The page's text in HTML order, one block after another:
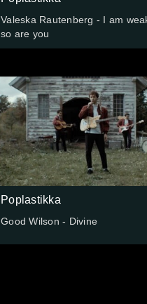
Valeska Rautenberg - I am
so are you
Poplastikka
Good Wilson - Divine